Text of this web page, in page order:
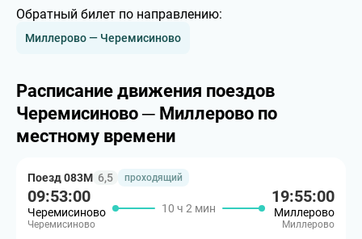
Обратный билет по направлению:
Миллерово — Черемисиново
Расписание движения поездов
Черемисиново ─ Миллерово по
местному времени
Поезд 083М 6,5 проходящий
09:53:00
Черемисиново
Черемисиново
10 ч 2 мин
19:55:00
Миллерово
Миллерово